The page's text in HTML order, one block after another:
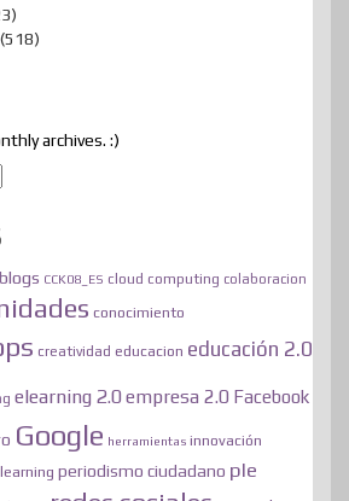
(518)
archives. :)
blogs CCK08_ES cloud computing colaboracion
conocimiento
creatividad educacion educación 2.0
elearning 2.0empresa 2.0 Facebook
Google herramientas innovación
periodismo ciudadano ple